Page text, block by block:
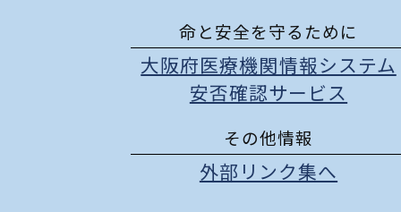
命と安全を守るために
大阪府医療機関情報システム
安否確認サービス
その他情報
外部リンク集へ